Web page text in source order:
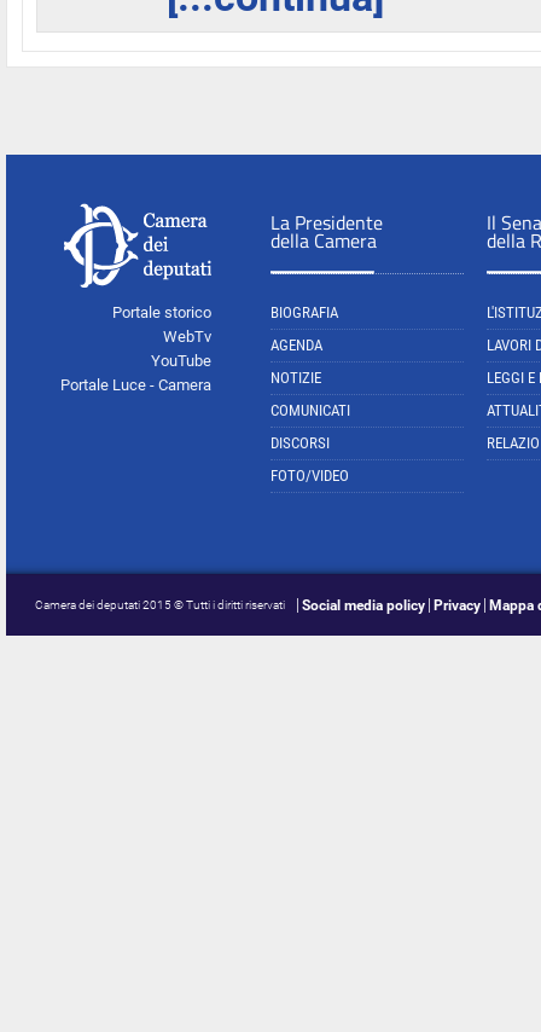
Portale storico
WebTv
YouTube
Portale Luce - Camera
La Presidente
della Camera
BIOGRAFIA
AGENDA
NOTIZIE
COMUNICATI
DISCORSI
FOTO/VIDEO
Il
della
LAVORI
LEGGI E
Camera dei deputati 2015 © Tutti i diritti riservati Social media policy Privacy Mappa